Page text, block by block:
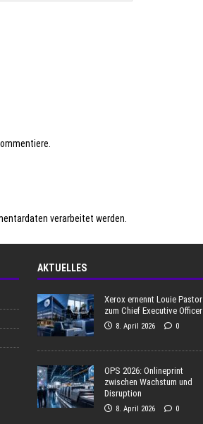
verarbeitet werden.
AKTUELLES
Xerox ernennt Louie Pastor
zum Chief Executive Officer
8. April 2026 0
OPS 2026: Onlineprint
zwischen Wachstum und
Disruption
8. April 2026 0